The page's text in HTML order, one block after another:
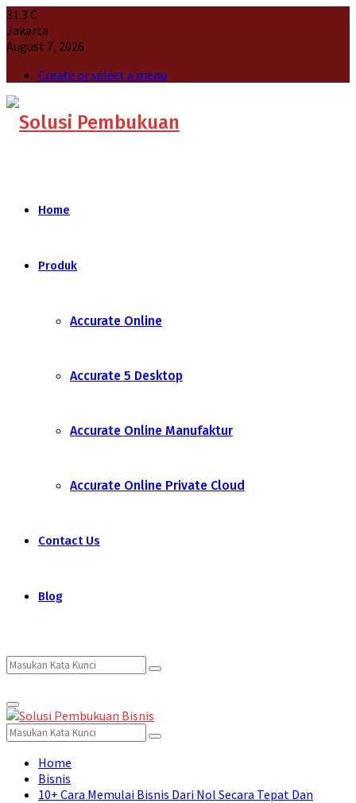
31.3 C
Jakarta
August 7, 2026
Create or select a menu
Home
Produk
Accurate Online
Accurate 5 Desktop
Accurate Online Manufaktur
Accurate Online Private Cloud
Contact Us
Blog
Search
for:
Search
Primary
Menu
Search
for:
Search
Home
Bisnis
10+ Cara Memulai Bisnis Dari Nol Secara Tepat Dan